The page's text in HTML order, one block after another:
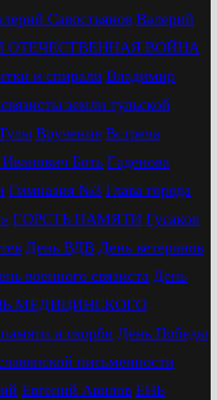
Савостьянов Валерий
ОТЕЧЕСТВЕННАЯ ВОЙНА
и спирали Владимир
земли тульской
Вручение Встреча
Боть Гаденова
Гимназия №3 Глава города
ГОРСТЬ ПАМЯТИ Гусаков
День ВДВ День ветеранов
военного связиста День
МЕДИЦИНСКОГО
и скорби День Победы
письменности
Евгений Авилов ЕНЬ